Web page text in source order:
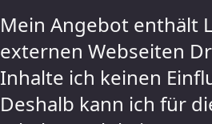
Mein Angebot enthält
externen Webseiten
Inhalte ich keinen
Deshalb kann ich für